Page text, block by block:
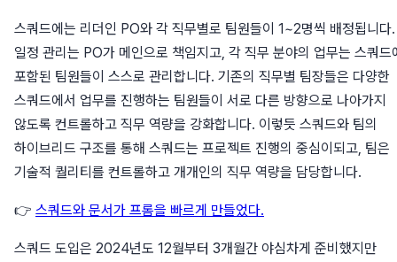
스쿼드에는 리더인 PO와 각 직무별로 팀원들이 1~2명씩 배정됩니다.
일정 관리는 PO가 메인으로 책임지고, 각 직무 분야의 업무는 스쿼드
포함된 팀원들이 스스로 관리합니다. 기존의 직무별 팀장들은 다양한
스쿼드에서 업무를 진행하는 팀원들이 서로 다른 방향으로 나아가지
않도록 컨트롤하고 직무 역량을 강화합니다. 이렇듯 스쿼드와 팀의
하이브리드 구조를 통해 스쿼드는 프로젝트 진행의 중심이되고, 팀은
기술적 퀄리티를 컨트롤하고 개개인의 직무 역량을 담당합니다.
👉 스쿼드와 문서가 프롬을 빠르게 만들었다.
스쿼드 도입은 2024년도 12월부터 3개월간 야심차게 준비했지만